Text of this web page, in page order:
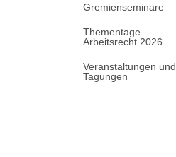
Gremienseminare
Thementage
Arbeitsrecht 2026
Veranstaltungen und
Tagungen